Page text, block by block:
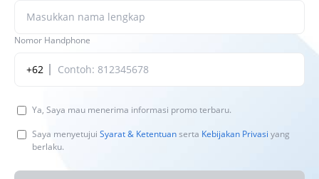
Nomor Handphone
+62
Ya, Saya mau menerima informasi promo terbaru.
Saya menyetujui Syarat & Ketentuanserta Kebijakan Privasi yang
berlaku.